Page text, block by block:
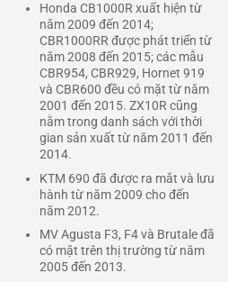
Honda CB1000R xuất hiện từ
năm 2009 đến 2014;
CBR1000RR được phát triển từ
năm 2008 đến 2015; các mẫu
CBR954, CBR929, Hornet 919
và CBR600 đều có mặt từ năm
2001 đến 2015. ZX10R cũng
nằm trong danh sách với thời
gian sản xuất từ năm 2011 đến
2014.
KTM 690 đã được ra mắt và lưu
hành từ năm 2009 cho đến
năm 2012.
MV Agusta F3, F4 và Brutale đã
có mặt trên thị trường từ năm
2005 đến 2013.